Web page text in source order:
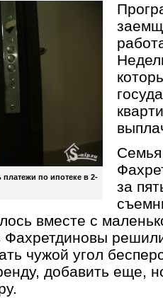
платежи по ипотеке в 2-
за
вместе с
Фахретдиновы
чужой угол
добавить еще,